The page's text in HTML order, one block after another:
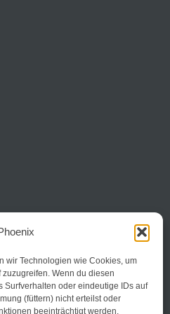
wir Technologien wie Cookies, um
Wenn du diesen
Surfverhalten oder eindeutige IDs auf
(füttern) nicht erteilst oder
beeinträchtigt werden.